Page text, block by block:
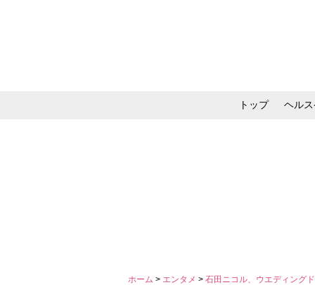
トップ ヘル
ホーム > エンタメ > 石田ニコル、ウエディング